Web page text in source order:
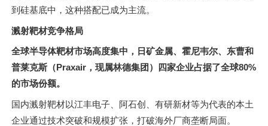
到硅基底中，这种搭配已成为主流。
溅射靶材竞争格局
全球半导体靶材市场高度集中，日矿金属、霍尼韦尔、东曹和
普莱克斯（Praxair，现属林德集团）四家企业占据了全球80%
的市场份额。
国内溅射靶材以江丰电子、阿石创、有研新材等为代表的本土
企业通过技术突破和规模扩张，打破海外厂商垄断局面。